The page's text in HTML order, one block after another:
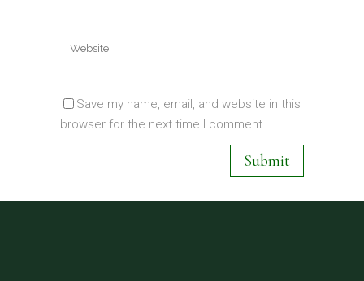
Save my name, email, and website in this
browser for the next time I comment.